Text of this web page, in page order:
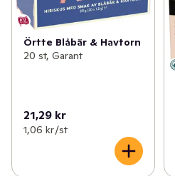
Örtte Blåbär & Havtorn
20 st, Garant
21,29 kr
1,06 kr /st